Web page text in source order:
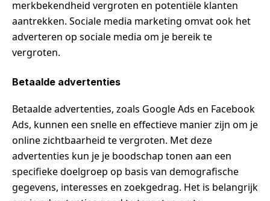
merkbekendheid vergroten en potentiële klanten
aantrekken. Sociale media marketing omvat ook het
adverteren op sociale media om je bereik te
vergroten.
Betaalde advertenties
Betaalde advertenties, zoals Google Ads en Facebook
Ads, kunnen een snelle en effectieve manier zijn om je
online zichtbaarheid te vergroten. Met deze
advertenties kun je je boodschap tonen aan een
specifieke doelgroep op basis van demografische
gegevens, interesses en zoekgedrag. Het is belangrijk